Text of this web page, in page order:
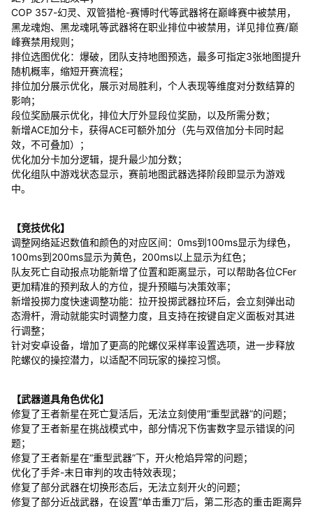
COP 357-幻灵、双管猎枪-赛博时代等武器将在巅峰赛中被禁用，
黑龙魂炮、黑龙魂吼等武器将在职业排位中被禁用，详见排位赛/巅
峰赛禁用规则；
排位选图优化：爆破，团队支持地图预选，最多可指定3张地图提升
随机概率，缩短开赛流程；
排位加分展示优化，展示对局胜利，个人表现等维度对分数结算的
影响；
段位奖励展示优化，排位大厅外显段位奖励，以及所需分数；
新增ACE加分卡，获得ACE可额外加分（先与双倍加分卡同时起
效，不可叠加）；
优化加分卡加分逻辑，提升最少加分数；
优化组队中游戏状态显示，赛前地图武器选择阶段即显示为游戏
中。
【竞技优化】
调整网络延迟数值和颜色的对应区间：0ms到100ms显示为绿色，
100ms到200ms显示为黄色，200ms以上显示为红色；
队友死亡自动报点功能新增了位置和距离显示，可以帮助各位CFer
更加精准的预判敌人的方位，提升预瞄与决策效率；
新增投掷力度快速调整功能：拉开投掷武器拉环后，会立刻弹出动
态滑杆，滑动就能实时调整力度，且支持在按键自定义面板对其进
行调整；
针对安卓设备，增加了更高的陀螺仪采样率设置选项，进一步释放
陀螺仪的操控潜力，以适配不同玩家的操控习惯。
【武器道具角色优化】
修复了王者新星在死亡复活后，无法立刻使用“重型武器”的问题；
修复了王者新星在挑战模式中，部分情况下伤害数字显示错误的问
题；
修复了王者新星在“重型武器”下，开火枪焰异常的问题；
优化了手斧-末日审判的攻击特效表现；
修复了部分武器在切换形态后，无法立刻开火的问题；
修复了部分近战武器，在设置“单击重刀”后，第二形态的重击距离异